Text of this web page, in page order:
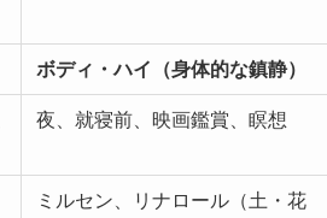
ボディ・ハイ（身体的な鎮静）
夜、就寝前、映画鑑賞、瞑想
ミルセン、リナロール（土・花